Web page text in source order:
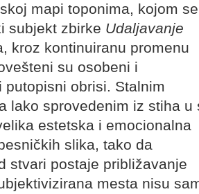
mapi toponima, kojom se
subjekt zbirke Udaljavanje
kroz kontinuiranu promenu
su osobeni i
putopisni obrisi. Stalnim
lako sprovedenim iz stiha u
estetska i emocionalna
slika, tako da
stvari postaje približavanje
mesta nisu